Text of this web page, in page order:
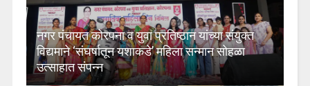
नगर पंचायत कोरपना व युवा प्रतिष्ठान यांच्या संयुक्त
विद्यमाने ‘संघर्षातून यशाकडे’ महिला सन्मान सोहळा
उत्साहात संपन्न